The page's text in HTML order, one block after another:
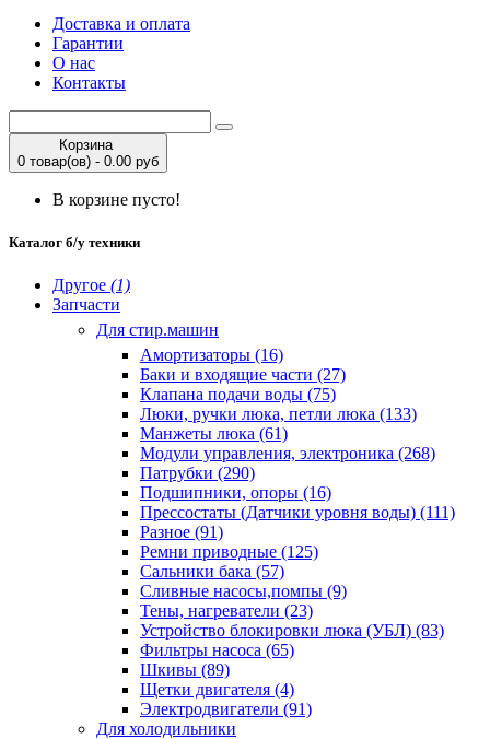
Доставка и оплата
Гарантии
О нас
Контакты
Корзина
0 товар(ов) - 0.00 руб
В корзине пусто!
Каталог б/у техники
Другое (1)
Запчасти
Для стир.машин
Амортизаторы (16)
Баки и входящие части (27)
Клапана подачи воды (75)
Люки, ручки люка, петли люка (133)
Манжеты люка (61)
Модули управления, электроника (268)
Патрубки (290)
Подшипники, опоры (16)
Прессостаты (Датчики уровня воды) (111)
Разное (91)
Ремни приводные (125)
Сальники бака (57)
Сливные насосы,помпы (9)
Тены, нагреватели (23)
Устройство блокировки люка (УБЛ) (83)
Фильтры насоса (65)
Шкивы (89)
Щетки двигателя (4)
Электродвигатели (91)
Для холодильники